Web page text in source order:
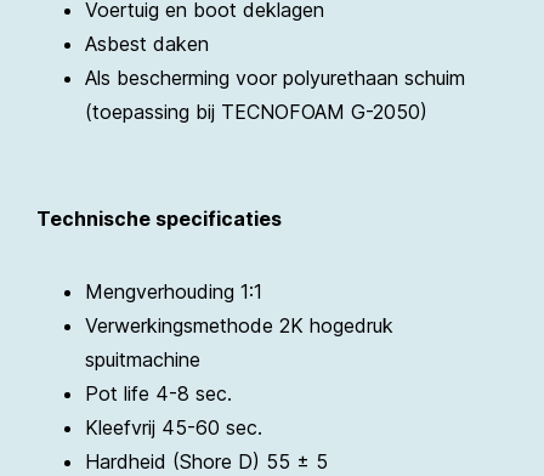
Voertuig en boot deklagen
Asbest daken
Als bescherming voor polyurethaan schuim
(toepassing bij TECNOFOAM G-2050)
Technische specificaties
Mengverhouding 1:1
Verwerkingsmethode 2K hogedruk
spuitmachine
Pot life 4-8 sec.
Kleefvrij 45-60 sec.
Hardheid (Shore D) 55 ± 5